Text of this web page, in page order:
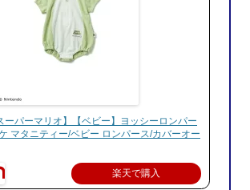
パーマリオ】【ベビー】ヨッシーロンパー
マタニティー/ベビー ロンパース/カバーオー
楽天で購入